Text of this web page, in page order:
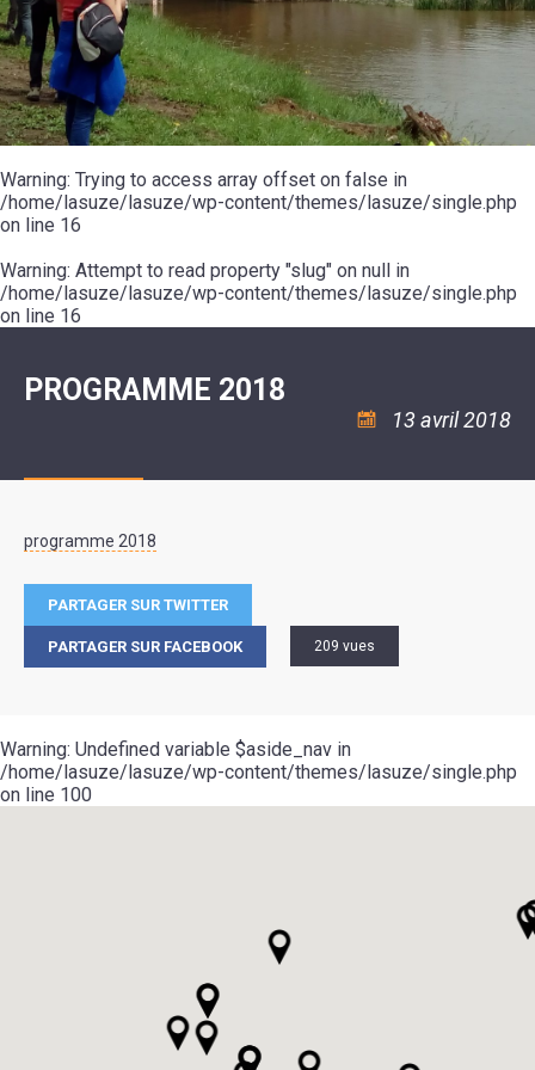
20ÈME
SIÈCLE
RÉUNIONS
DU
CONSEIL
MUNICIPAL
ARRÊTÉS
ET
DÉCISIONS
DU
MAIRE
MOT
DE
LA
MINORITÉ
LES
ÉCOLES
/
LE
COLLÈGE
ESPACE
JEUNES
11
18
:
ASSOCIATION
COULÉE
DOUCE
ENVIRONNEMENT
L'EAU
ET
L'ASSAINISSEMENT
LA
RÉSIDENCE
AUTONOMIE
LE
CCAS
LA
POLICE
SÉCURITÉ
/
RISQUES
MAJEURS
DE
MUSIQUE
L'ÉCOLE
COMMUNAUTAIRE
DE
DANSE
LA
PISCINE
ASSOCIATIONS
VOIE
VERTE
VISITES
ET
DÉCOUVERTES
LES
RANDONNÉES
LE
POUR
CAMPING-
CARS
TENTES
CARAVANES
LA
HALTE
FLUVIALE
LA
SUZE
Warning: Trying to access array offset on false in
/home/lasuze/lasuze/wp-content/themes/lasuze/single.php
on line 16
Warning: Attempt to read property "slug" on null in
/home/lasuze/lasuze/wp-content/themes/lasuze/single.php
on line 16
PROGRAMME 2018
13 avril 2018
programme 2018
PARTAGER SUR TWITTER
PARTAGER SUR FACEBOOK 209 vues
Warning: Undefined variable $aside_nav in
/home/lasuze/lasuze/wp-content/themes/lasuze/single.php
on line 100